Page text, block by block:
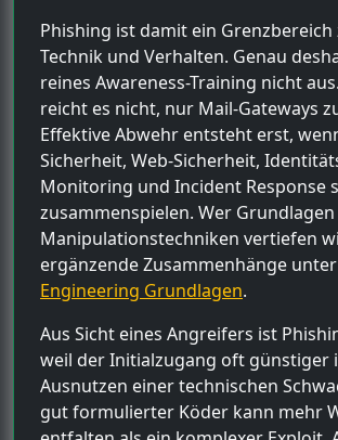
Phishing ist damit ein Grenzbereich
Technik und Verhalten. Genau
reines Awareness-Training nicht
reicht es nicht, nur Mail-Gateways
Effektive Abwehr entsteht erst,
Sicherheit, Web-Sicherheit,
Monitoring und Incident Response
zusammenspielen. Wer Grundlagen
Manipulationstechniken vertiefen
ergänzende Zusammenhänge unter
Engineering Grundlagen.
Aus Sicht eines Angreifers ist
weil der Initialzugang oft günstiger
Ausnutzen einer technischen
gut formulierter Köder kann mehr